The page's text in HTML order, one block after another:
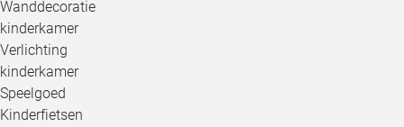
Wanddecoratie
kinderkamer
Verlichting
kinderkamer
Speelgoed
Kinderfietsen